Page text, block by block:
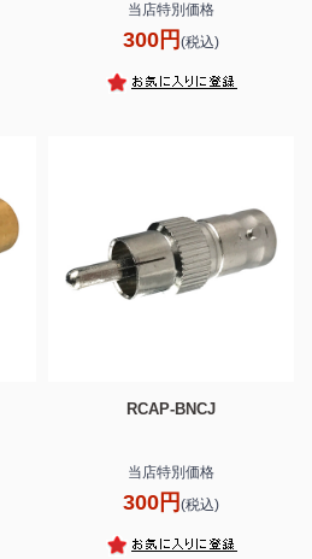
当店特別価格
300円 (税込)
RCAP-BNCJ
当店特別価格
300円 (税込)